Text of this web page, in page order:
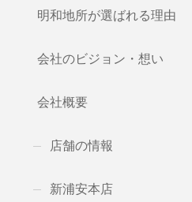
明和地所が選ばれる理由
会社のビジョン・想い
会社概要
店舗の情報
新浦安本店